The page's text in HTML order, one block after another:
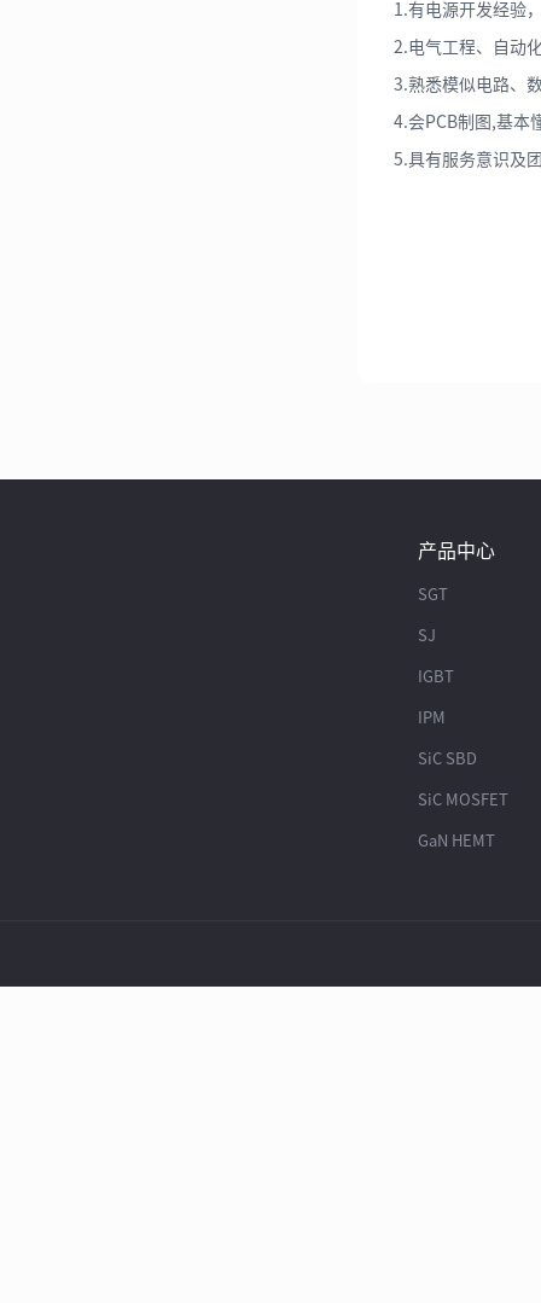
1.有电源开发经验
2.电气工程、自动
3.熟悉模似电路、
4.会PCB制图,基本
5.具有服务意识及
产品中心
SGT
SJ
IGBT
IPM
SiC SBD
SiC MOSFET
GaN HEMT